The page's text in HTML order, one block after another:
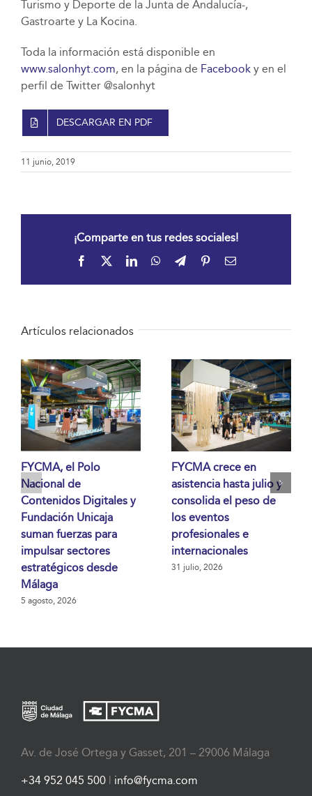
Turismo y Deporte de la Junta de Andalucía-,
Gastroarte y La Kocina.
Toda la información está disponible en
www.salonhyt.com, en la página de Facebooky en el
perfil de Twitter @salonhyt
DESCARGAR EN PDF
11 junio, 2019
¡Comparte en tus redes sociales!
Facebook LinkedInWhatsApp
TelegramPinterestCorreo
Artículos relacionados
FYCMA, el Polo
Nacional de
Contenidos Digitales y
Fundación Unicaja
suman fuerzas para
impulsar sectores
estratégicos desde
Málaga
5 agosto, 2026
FYCMA crece en
asistencia hasta julio y
consolida el peso de
los eventos
profesionales e
internacionales
31 julio, 2026
Av. de José Ortega y Gasset, 201 – 29006 Málaga
+34 952 045 500 | info@fycma.com